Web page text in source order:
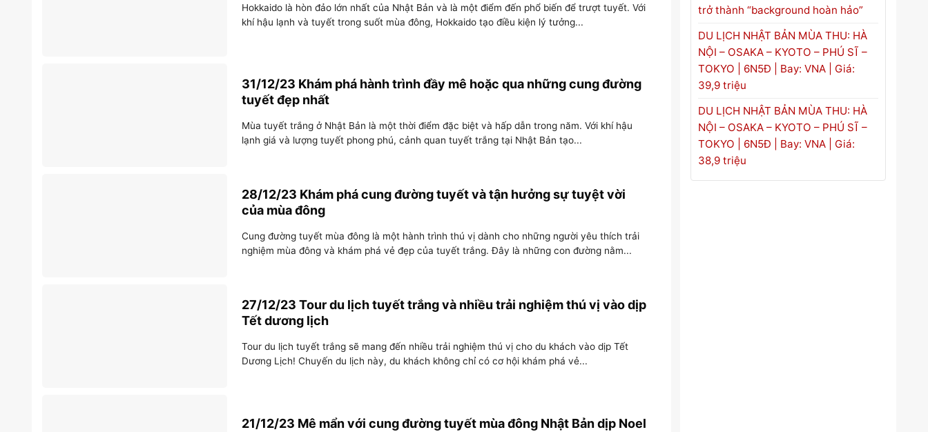
Hokkaido là hòn đảo lớn nhất của Nhật Bản và là một điểm đến phổ biến để trượt tuyết. Với
khí hậu lạnh và tuyết trong suốt mùa đông, Hokkaido tạo điều kiện lý tưởng...
31/12/23 Khám phá hành trình đầy mê hoặc qua những cung đường
tuyết đẹp nhất
Mùa tuyết trắng ở Nhật Bản là một thời điểm đặc biệt và hấp dẫn trong năm. Với khí hậu
lạnh giá và lượng tuyết phong phú, cảnh quan tuyết trắng tại Nhật Bản tạo...
28/12/23 Khám phá cung đường tuyết và tận hưởng sự tuyệt vời
của mùa đông
Cung đường tuyết mùa đông là một hành trình thú vị dành cho những người yêu thích trải
nghiệm mùa đông và khám phá vẻ đẹp của tuyết trắng. Đây là những con đường nằm...
27/12/23 Tour du lịch tuyết trắng và nhiều trải nghiệm thú vị vào dịp
Tết dương lịch
Tour du lịch tuyết trắng sẽ mang đến nhiều trải nghiệm thú vị cho du khách vào dịp Tết
Dương Lịch! Chuyến du lịch này, du khách không chỉ có cơ hội khám phá vẻ...
21/12/23 Mê mẩn với cung đường tuyết mùa đông Nhật Bản dịp Noel
trở thành “background hoàn hảo”
DU LỊCH NHẬT BẢN MÙA THU: HÀ
NỘI – OSAKA – KYOTO – PHÚ SĨ –
TOKYO | 6N5Đ | Bay: VNA | Giá:
39,9 triệu
DU LỊCH NHẬT BẢN MÙA THU: HÀ
NỘI – OSAKA – KYOTO – PHÚ SĨ –
TOKYO | 6N5Đ | Bay: VNA | Giá:
38,9 triệu